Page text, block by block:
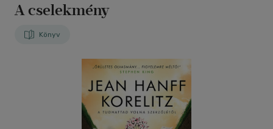
A cselekmény
Könyv